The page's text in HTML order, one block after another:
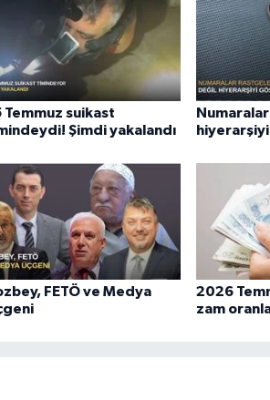
Temmuz suikast
Şimdi yakalandı
FETÖ ve Medya
2026
zam